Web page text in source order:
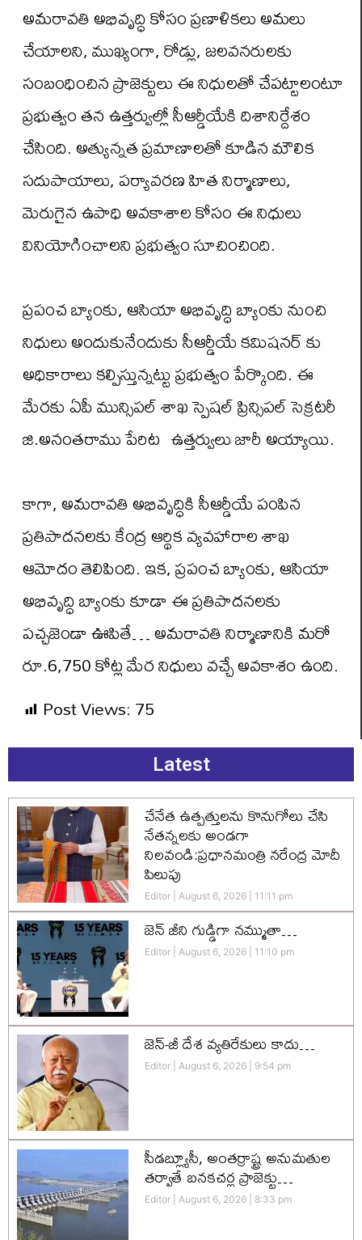
అమరావతి అభివృద్ధి కోసం ప్రణాళికలు అమలు
చేయాలని, ముఖ్యంగా, రోడ్లు, జలవనరులకు
సంబంధించిన ప్రాజెక్టులు ఈ నిధులతో చేపట్టాలంటూ
ప్రభుత్వం తన ఉత్తర్వుల్లో సీఆర్డీయేకి దిశానిర్దేశం
చేసింది. అత్యున్నత ప్రమాణాలతో కూడిన మౌలిక
సదుపాయాలు, పర్యావరణ హిత నిర్మాణాలు,
మెరుగైన ఉపాధి అవకాశాల కోసం ఈ నిధులు
వినియోగించాలని ప్రభుత్వం సూచించింది.
ప్రపంచ బ్యాంకు, ఆసియా అభివృద్ధి బ్యాంకు నుంచి
నిధులు అందుకునేందుకు సీఆర్డీయే కమిషనర్ కు
అధికారాలు కల్పిస్తున్నట్టు ప్రభుత్వం పేర్కొంది. ఈ
మేరకు ఏపీ మున్సిపల్ శాఖ స్పెషల్ ప్రిన్సిపల్ సెక్రటరీ
జి.అనంతరాము పేరిట ఉత్తర్వులు జారీ అయ్యాయి.
కాగా, అమరావతి అభివృద్ధికి సీఆర్డీయే పంపిన
ప్రతిపాదనలకు కేంద్ర ఆర్థిక వ్యవహారాల శాఖ
ఆమోదం తెలిపింది. ఇక, ప్రపంచ బ్యాంకు, ఆసియా
అభివృద్ధి బ్యాంకు కూడా ఈ ప్రతిపాదనలకు
పచ్చజెండా ఊపితే… అమరావతి నిర్మాణానికి మరో
రూ.6,750 కోట్ల మేర నిధులు వచ్చే అవకాశం ఉంది.
Post Views:75
Latest
చేనేత ఉత్పత్తులను కొనుగోలు చేసి
నేతన్నలకు అండగా
నిలవండి:ప్రధానమంత్రి నరేంద్ర మోదీ
పిలుపు
Editor August 6, 2026 11:11 pm
జెన్‌ జీని గుడ్డిగా నమ్ముతా…
Editor August 6, 2026 11:10 pm
జెన్-జీ దేశ వ్యతిరేకులు కాదు…
Editor August 6, 2026 9:54 pm
సీడబ్ల్యూసీ, అంతర్రాష్ట్ర అనుమతుల
తర్వాతే బనకచర్ల ప్రాజెక్టు…
Editor August 6, 2026 8:33 pm